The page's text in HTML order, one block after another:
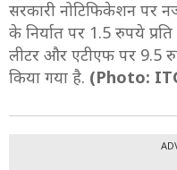
सरकारी नोटिफिकेशन पर
के निर्यात पर 1.5 रुपये
लीटर और एटीएफ पर 9.5
किया गया है. (Photo: